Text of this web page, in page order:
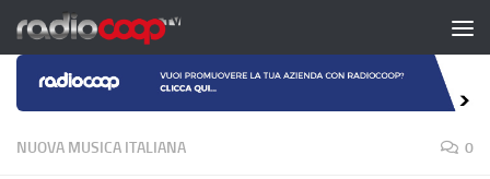
Salta al contenuto
NUOVA MUSICA ITALIANA 0